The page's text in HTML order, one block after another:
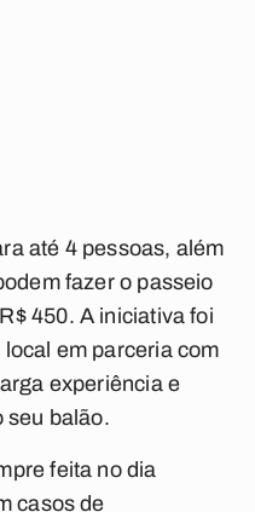
até 4 pessoas, além
fazer o passeio
450. A iniciativa foi
em parceria com
experiência e
seu balão.
feita no dia
casos de